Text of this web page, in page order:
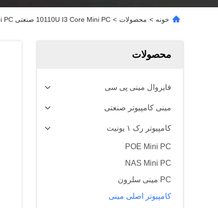
خونه > محصولات > 10110U I3 Core Mini PC صنعتی Mini PC دوگانه 2.5G LAN 4x RS232 COM
محصولات
فایروال مینی پی سی
مینی کامپیوتر صنعتی
کامپیوتر رک ۱ یونیت
POE Mini PC
NAS Mini PC
PC مینی سلرون
کامپیوتر اصلی مینی